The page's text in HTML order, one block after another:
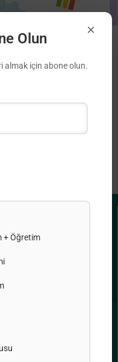
(ECHE)
×
Olun
almak için abone olun.
+ Öğretim